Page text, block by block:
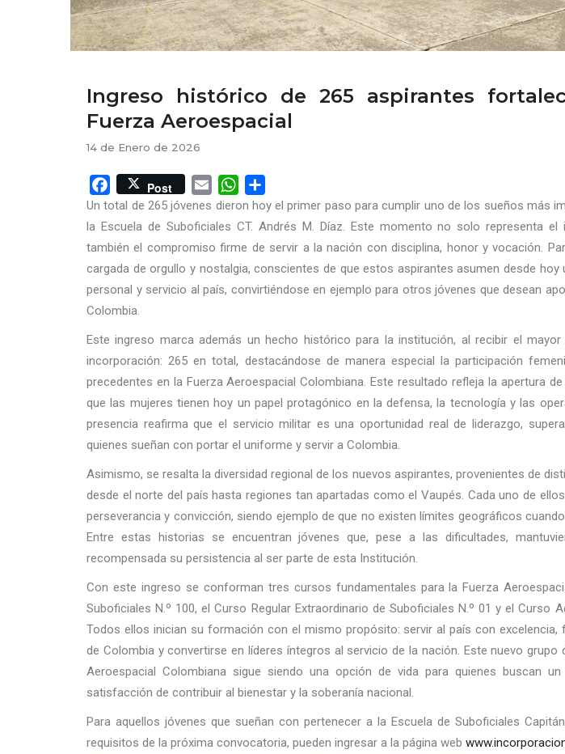
Ingreso histórico de 265 aspirantes
Fuerza Aeroespacial
14 de Enero de 2026
Facebook
Post Email WhatsApp
Un total de 265 jóvenes dieron hoy el primer paso para cumplir uno de los sueños más
la Escuela de Suboficiales CT. Andrés M. Díaz. Este momento no solo representa
también el compromiso firme de servir a la nación con disciplina, honor y vocación.
cargada de orgullo y nostalgia, conscientes de que estos aspirantes asumen desde
personal y servicio al país, convirtiéndose en ejemplo para otros jóvenes que desean
Colombia.
Este ingreso marca además un hecho histórico para la institución, al recibir el
incorporación: 265 en total, destacándose de manera especial la participación
precedentes en la Fuerza Aeroespacial Colombiana. Este resultado refleja la apertura
que las mujeres tienen hoy un papel protagónico en la defensa, la tecnología y las
presencia reafirma que el servicio militar es una oportunidad real de liderazgo,
quienes sueñan con portar el uniforme y servir a Colombia.
Asimismo, se resalta la diversidad regional de los nuevos aspirantes, provenientes de
desde el norte del país hasta regiones tan apartadas como el Vaupés. Cada uno de
perseverancia y convicción, siendo ejemplo de que no existen límites geográficos
Entre estas historias se encuentran jóvenes que, pese a las dificultades,
recompensada su persistencia al ser parte de esta Institución.
Con este ingreso se conforman tres cursos fundamentales para la Fuerza
Suboficiales N.º 100, el Curso Regular Extraordinario de Suboficiales N.º 01 y el Curso
Todos ellos inician su formación con el mismo propósito: servir al país con excelencia,
de Colombia y convertirse en líderes íntegros al servicio de la nación. Este nuevo grupo
Aeroespacial Colombiana sigue siendo una opción de vida para quienes buscan
satisfacción de contribuir al bienestar y la soberanía nacional.
Para aquellos jóvenes que sueñan con pertenecer a la Escuela de Suboficiales
requisitos de la próxima convocatoria, pueden ingresar a la página web